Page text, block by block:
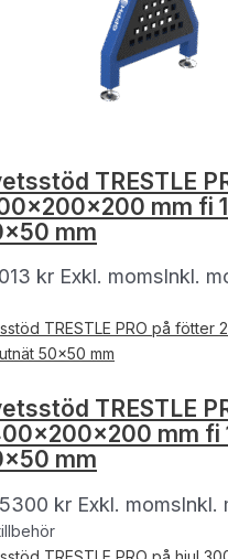
TRESTLE
mm fi
mm
kr Exkl. momsInkl.
TRESTLE
mm fi
mm
kr Exkl. momsInkl.